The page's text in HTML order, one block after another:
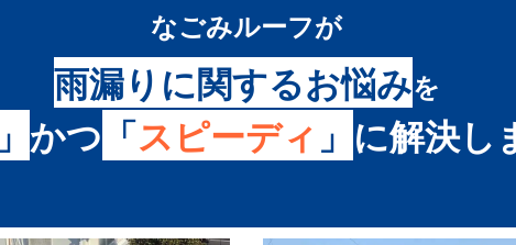
なごみルーフが
雨漏りに関するお悩みを
かつ 「スピーディ 」 に解決し